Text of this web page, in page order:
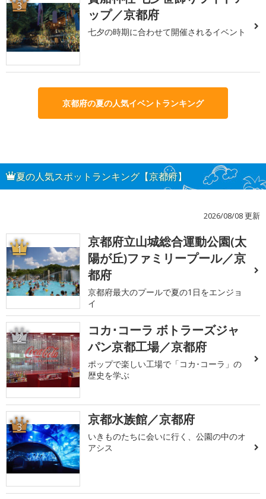
3
ップ／京都府
七夕の時期に合わせて開催されるイベント
京都府の夏の人気イベントランキング
夏の人気スポットランキング【京都府】
2026/08/08 更新
1
京都府立山城総合運動公園(太
陽が丘)ファミリープール／京
都府
京都府最大のプールで夏の1日をエンジョ
イ
2
コカ･コーラ ボトラーズジャ
パン京都工場／京都府
ポップで楽しい工場で「コカ･コーラ」の
歴史を学ぶ
3 京都水族館／京都府
いきものたちに会いに行く、公園の中のオ
アシス